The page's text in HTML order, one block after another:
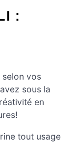
:
selon vos
sous la
en
tout usage